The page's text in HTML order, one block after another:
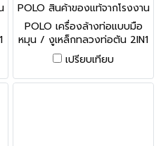
POLO สินค้าของแท้จากโรงงาน
ผู้ผลิต D-50SZ-2
POLO เครื่องล้างท่อแบบมือ
หมุน / งูเหล็กทลวงท่อตัน 2IN1
รุ่น D-50SZ-2 เหมาะกับทำความ
สะอาดท่อขนาด 20 - 75 มม.
(3/4 นิ้ว - 3 นิ้ว) สายยาว 7.6
เปรียบเทียบ